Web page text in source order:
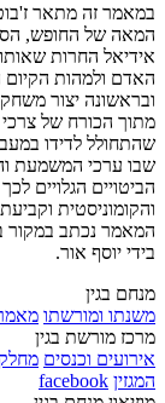
המאה של החופש,
אידיאל החרות
האדם ולמהות הקיום
ובראשונה יצור
מתוך הכורח של צרכי
שבו ערכי המשמעת
הביטויים הגלויים
והקומוניסטית
בידי יוסף אור.
מנחם בגין
משנתו ומורשתו
מרכז מורשת בגין
אירועים וכנסים
המגזין facebook